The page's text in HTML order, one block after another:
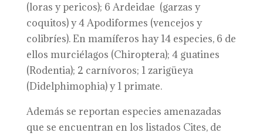
(loras y pericos); 6 Ardeidae (garzas y
coquitos) y 4 Apodiformes (vencejos y
colibríes). En mamíferos hay 14 especies, 6 de
ellos murciélagos (Chiroptera); 4 guatines
(Rodentia); 2 carnívoros; 1 zarigüeya
(Didelphimophia) y 1 primate.
Además se reportan especies amenazadas
que se encuentran en los listados Cites, de